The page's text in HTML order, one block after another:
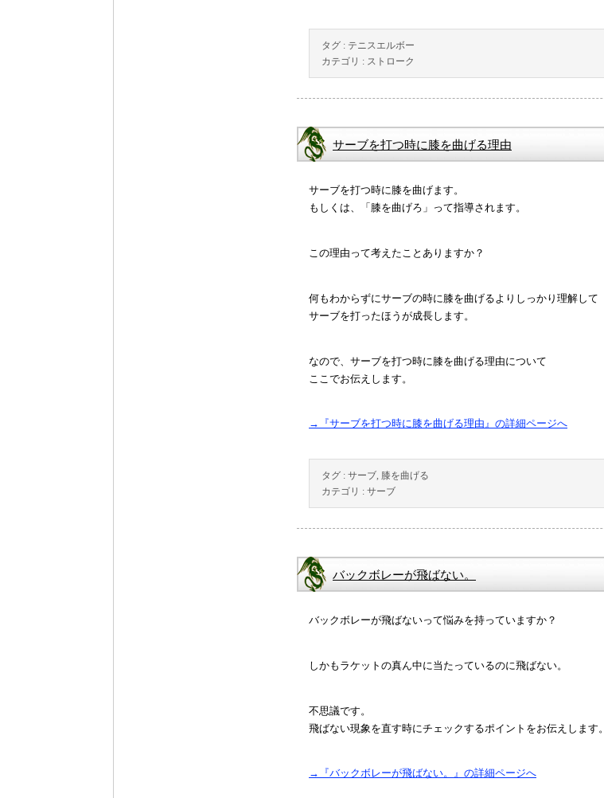
タグ : テニスエルボー
カテゴリ : ストローク
サーブを打つ時に膝を曲げる理由
サーブを打つ時に膝を曲げます。
もしくは、「膝を曲げろ」って指導されます。
この理由って考えたことありますか？
何もわからずにサーブの時に膝を曲げるよりしっかり理解して
サーブを打ったほうが成長します。
なので、サーブを打つ時に膝を曲げる理由について
ここでお伝えします。
→『サーブを打つ時に膝を曲げる理由』の詳細ページへ
タグ : サーブ, 膝を曲げる
カテゴリ : サーブ
バックボレーが飛ばない。
バックボレーが飛ばないって悩みを持っていますか？
しかもラケットの真ん中に当たっているのに飛ばない。
不思議です。
飛ばない現象を直す時にチェックするポイントをお伝えします。
→『バックボレーが飛ばない。』の詳細ページへ